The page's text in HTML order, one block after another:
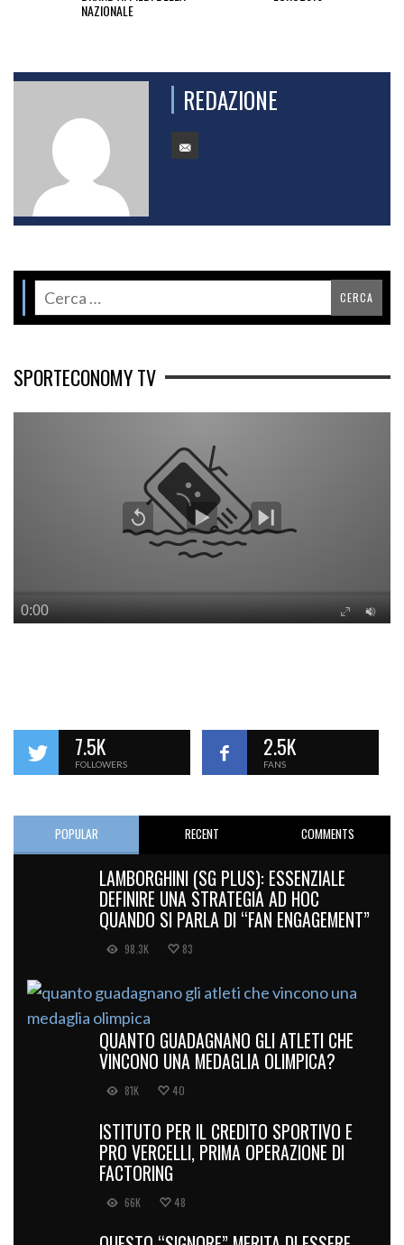
NAZIONALE
REDAZIONE
SPORTECONOMY TV
7.5K
FOLLOWERS
2.5K
FANS
POPULAR RECENT COMMENTS
LAMBORGHINI (SG PLUS): ESSENZIALE
DEFINIRE UNA STRATEGIA AD HOC
QUANDO SI PARLA DI “FAN ENGAGEMENT”
98.3K 83
QUANTO GUADAGNANO GLI ATLETI CHE
VINCONO UNA MEDAGLIA OLIMPICA?
81K 40
ISTITUTO PER IL CREDITO SPORTIVO E
PRO VERCELLI, PRIMA OPERAZIONE DI
FACTORING
66K 48